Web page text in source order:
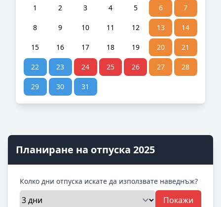
1
2 3 4 5 6 7
8 9 10 11 12 13 14
15 16 17 18 19 20 21
22 23 24 25 26 27 28
29 30 31
Планиране на отпуска 2025
Колко дни отпуска искате да използвате наведнъж?
Покажи